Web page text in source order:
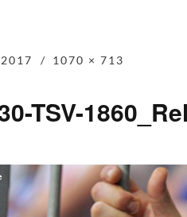
1070 × 713
TSV-